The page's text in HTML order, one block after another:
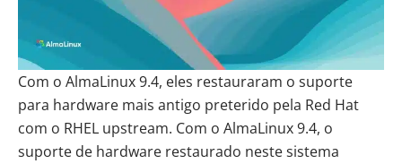
Com o AlmaLinux 9.4, eles restauraram o suporte
para hardware mais antigo preterido pela Red Hat
com o RHEL upstream. Com o AlmaLinux 9.4, o
suporte de hardware restaurado neste sistema